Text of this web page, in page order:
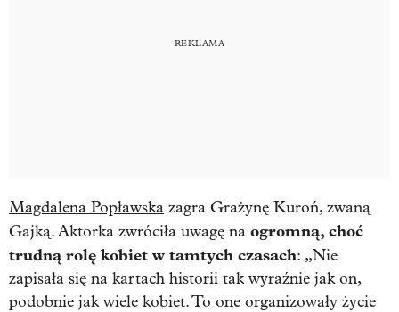
Magdalena Popławska zagra Grażynę Kuroń, zwaną
Gajką. Aktorka zwróciła uwagę na ogromną, choć
trudną rolę kobiet w tamtych czasach: „Nie
zapisała się na kartach historii tak wyraźnie jak on,
podobnie jak wiele kobiet. To one organizowały życie